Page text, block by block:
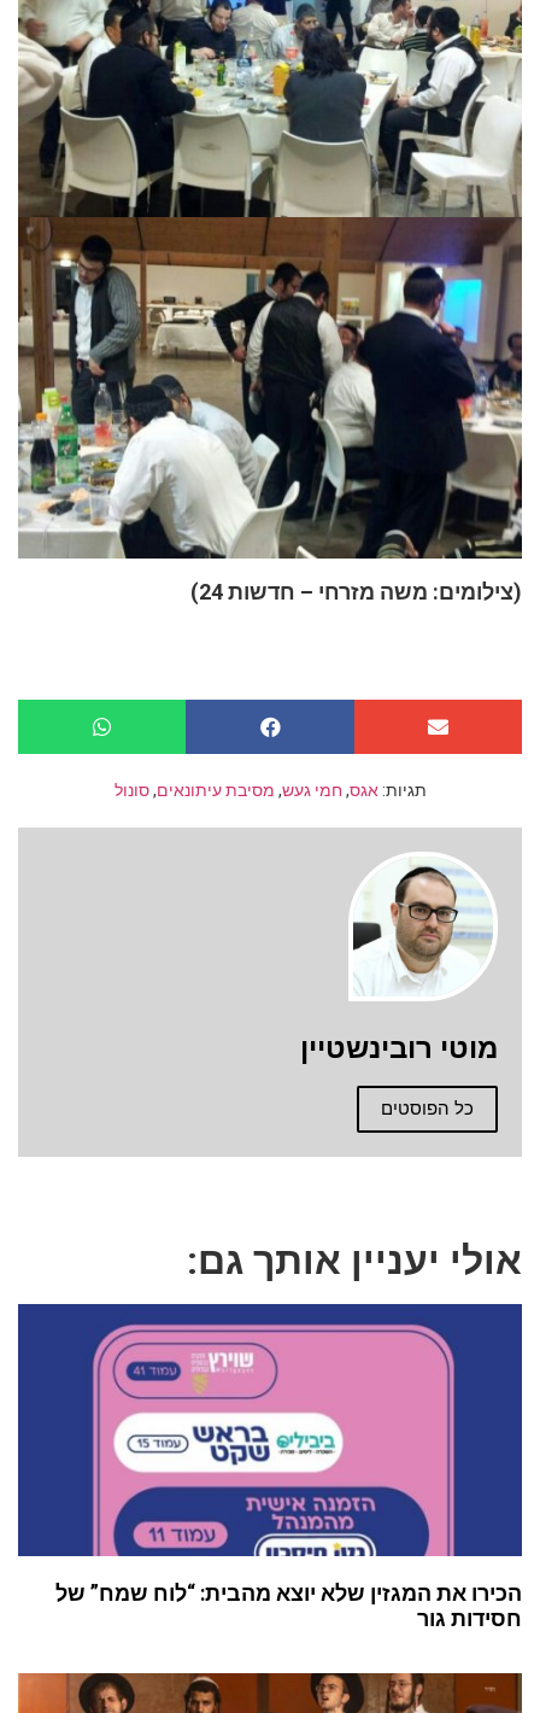
(צילומים: משה מזרחי – חדשות 24)
תגיות: אגס, חמי געש, מסיבת עיתונאים,סונול
מוטי רובינשטיין
כל הפוסטים
אולי יעניין אותך גם:
הכירו את המגזין שלא יוצא מהבית: “לוח שמח” של
חסידות גור